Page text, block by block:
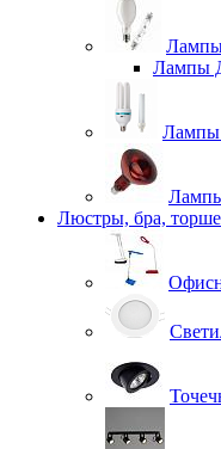
Лампы
Лампы
Лампы
Люстры, бра,